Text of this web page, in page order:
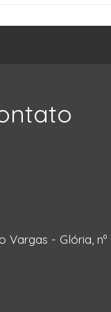
Vargas - Glória, nº